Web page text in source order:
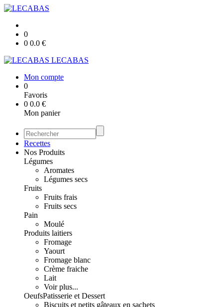
0
0 0.0 €
LECABAS
Mon compte
0
Favoris
0 0.0 €
Mon panier
Recettes
Nos Produits
Légumes
Aromates
Légumes secs
Fruits
Fruits frais
Fruits secs
Pain
Moulé
Produits laitiers
Fromage
Yaourt
Fromage blanc
Crème fraiche
Lait
Voir plus...
OeufsPatisserie et Dessert
Biscuits et petits gâteaux en sachets